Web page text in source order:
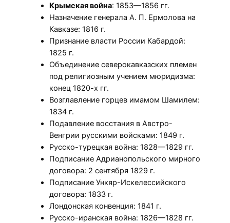
Крымская война: 1853—1856 гг.
Назначение генерала А. П. Ермолова на
Кавказе: 1816 г.
Признание власти России Кабардой:
1825 г.
Объединение северокавказских племен
под религиозным учением мюридизма:
конец 1820-х гг.
Возглавление горцев имамом Шамилем:
1834 г.
Подавление восстания в Австро-
Венгрии русскими войсками: 1849 г.
Русско-турецкая война: 1828—1829 гг.
Подписание Адрианопольского мирного
договора: 2 сентября 1829 г.
Подписание Ункяр-Искелессийского
договора: 1833 г.
Лондонская конвенция: 1841 г.
Русско-иранская война: 1826—1828 гг.